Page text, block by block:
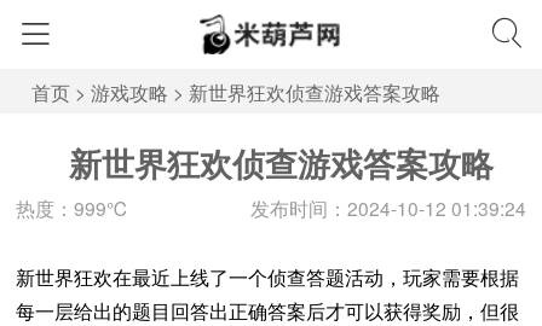
首页 > 游戏攻略 > 新世界狂欢侦查游戏答案攻略
新世界狂欢侦查游戏答案攻略
热度：999℃ 发布时间：2024-10-12 01:39:24
新世界狂欢在最近上线了一个侦查答题活动，玩家需要根据
每一层给出的题目回答出正确答案后才可以获得奖励，但很